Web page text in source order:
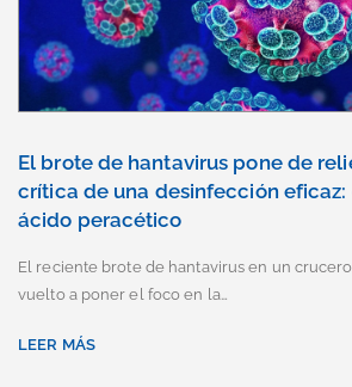
El brote de hantavirus pone de
crítica de una desinfección
ácido peracético
El reciente brote de hantavirus en un
vuelto a poner el foco en la…
LEER MÁS